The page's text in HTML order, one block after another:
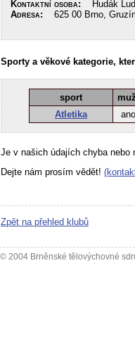
Kontaktní osoba: Hudák
Adresa: 625 00 Brno,
Sporty a věkové kategorie,
sport
Atletika
ano
Je v našich údajích chyba nebo
Dejte nám prosím vědět!
Zpět na přehled klubů
© 2004 Brněnské tělovýchovné